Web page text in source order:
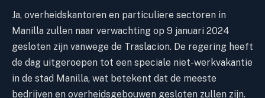
Ja, overheidskantoren en particuliere sectoren in
Manilla zullen naar verwachting op 9 januari 2024
gesloten zijn vanwege de Traslacion. De regering heeft
de dag uitgeroepen tot een speciale niet-werkvakantie
in de stad Manilla, wat betekent dat de meeste
bedrijven en overheidsgebouwen gesloten zullen zijn.